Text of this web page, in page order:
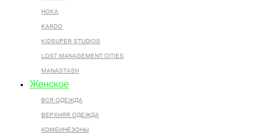
HOKA
KARDO
KIDSUPER STUDIOS
LOST MANAGEMENT CITIES
MANASTASH
Женское
ВСЯ ОДЕЖДА
ВЕРХНЯЯ ОДЕЖДА
КОМБИНЕЗОНЫ